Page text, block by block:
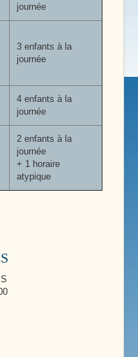
journée
3 enfants à la
journée
4 enfants à la
journée
2 enfants à la
journée
+ 1 horaire
atypique